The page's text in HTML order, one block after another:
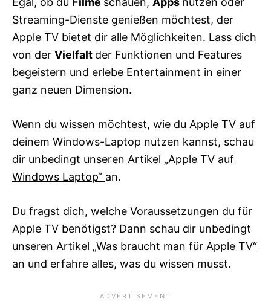
Streaming-Dienste genießen möchtest, der
Apple TV bietet dir alle Möglichkeiten. Lass dich
von der Vielfalt der Funktionen und Features
begeistern und erlebe Entertainment in einer
ganz neuen Dimension.
Wenn du wissen möchtest, wie du Apple TV auf
deinem Windows-Laptop nutzen kannst, schau
dir unbedingt unseren Artikel „Apple TV auf
Windows Laptop“ an.
Du fragst dich, welche Voraussetzungen du für
Apple TV benötigst? Dann schau dir unbedingt
unseren Artikel „Was braucht man für Apple TV“
an und erfahre alles, was du wissen musst.